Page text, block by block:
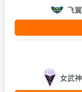
飞翼
女武神